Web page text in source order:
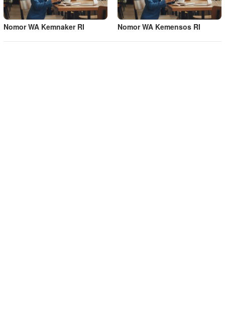
Nomor WA Kemnaker RI Nomor WA Kemensos RI